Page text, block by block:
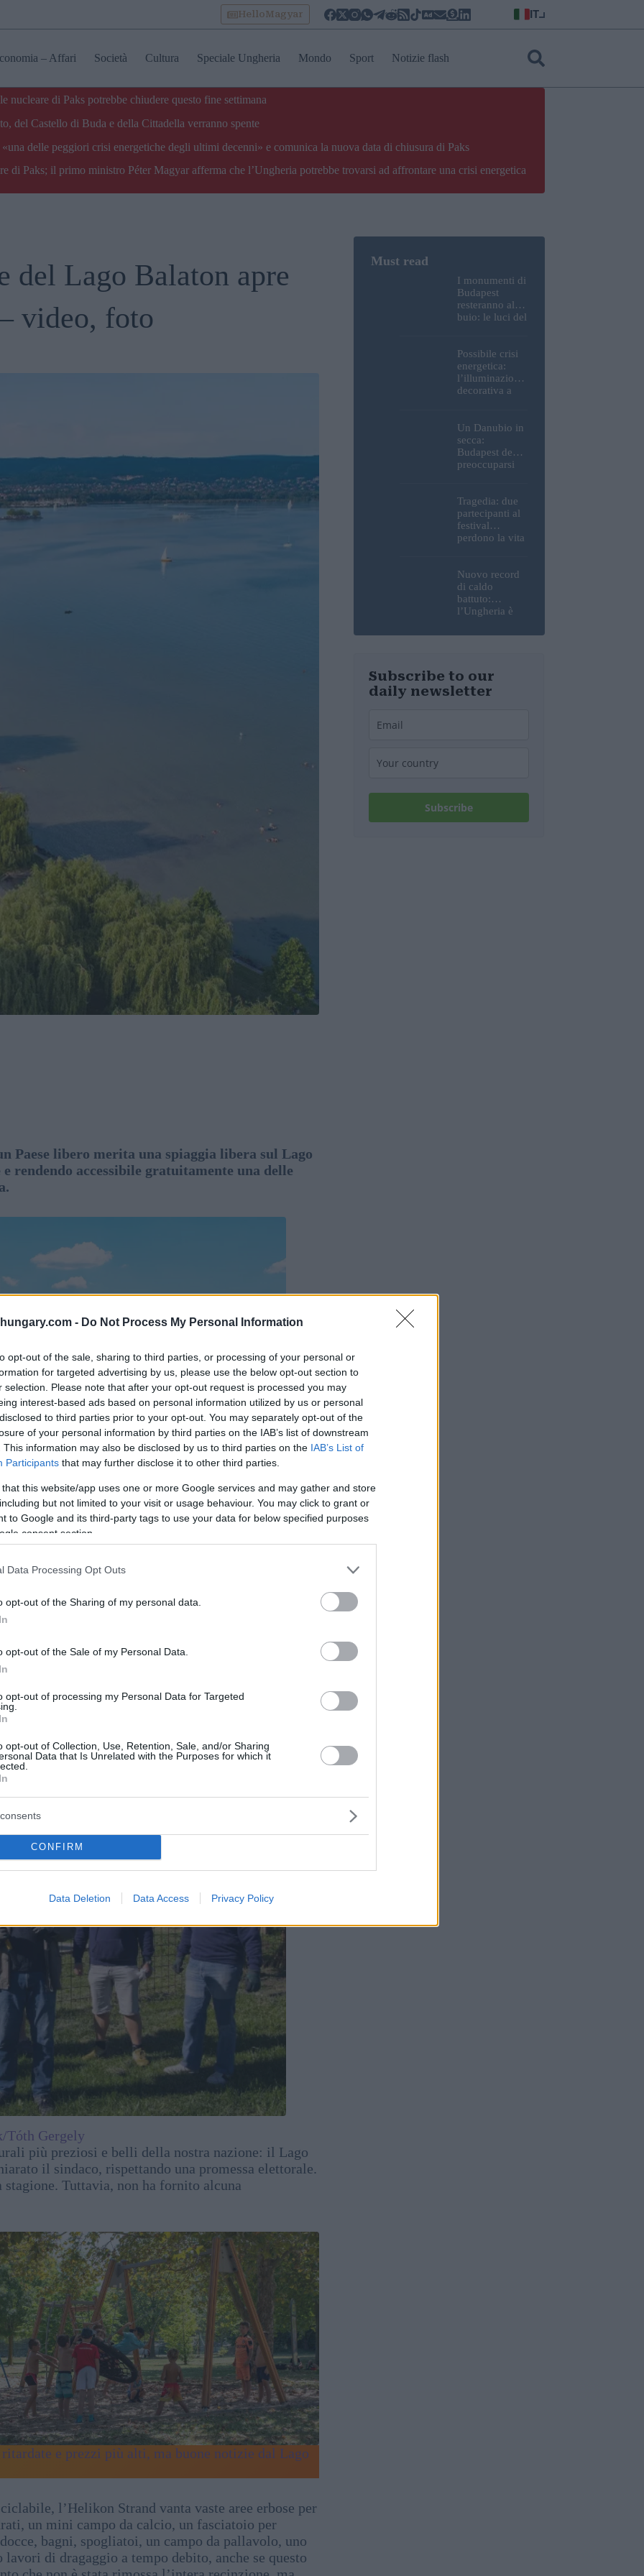
- Do Not Process My Personal Information
opt-out of the sale, sharing to third parties, or processing of your personal or
for targeted advertising by us, please use the below opt-out section to
selection. Please note that after your opt-out request is processed you may
interest-based ads based on personal information utilized by us or personal
to third parties prior to your opt-out. You may separately opt-out of the
of your personal information by third parties on the IAB’s list of downstream
This information may also be disclosed by us to third parties on the IAB’s List of
Participants that may further disclose it to other third parties.
that this website/app uses one or more Google services and may gather and store
but not limited to your visit or usage behaviour. You may click to grant or
to Google and its third-party tags to use your data for below specified purposes
consent section.
Data Processing Opt Outs
opt-out of the Sharing of my personal data.
opt-out of the Sale of my Personal Data.
opt-out of processing my Personal Data for Targeted
opt-out of Collection, Use, Retention, Sale, and/or Sharing
Data that Is Unrelated with the Purposes for which it
CONFIRM
Data Deletion Data Access Privacy Policy
HelloMagyar IT
– Affari Società Cultura Speciale Ungheria Mondo Sport Notizie flash
nucleare di Paks potrebbe chiudere questo fine settimana
del Castello di Buda e della Cittadella verranno spente
delle peggiori crisi energetiche degli ultimi decenni» e comunica la nuova data di chiusura di Paks
di Paks; il primo ministro Péter Magyar afferma che l’Ungheria potrebbe trovarsi ad affrontare una crisi energetica
del Lago Balaton apre
video, foto
Paese libero merita una spiaggia libera sul Lago
rendendo accessibile gratuitamente una delle
Tóth Gergely
promesse in realtà. Abbiamo reso la storica
per tutti”, ha scritto il sindaco indipendente di
traballante che racchiudeva la spiaggia è stata
luoghi di balneazione del Lago Balaton in una
Tóth Gergely
più preziosi e belli della nostra nazione: il Lago
il sindaco, rispettando una promessa elettorale.
Tuttavia, non ha fornito alcuna
ritardate e prezzi più alti, ma buone notizie dal Lago
l’Helikon Strand vanta vaste aree erbose per
un mini campo da calcio, un fasciatoio per
bagni, spogliatoi, un campo da pallavolo, uno
di dragaggio a tempo debito, anche se questo
I monumenti di
Budapest
resteranno al
buio: le luci del
Buda e della
Cittadella
verranno
spente
Possibile crisi
energetica:
l’illuminazione
decorativa a
spenta!
Un Danubio in
secca:
Budapest deve
preoccuparsi
mento idrico?
Un esperto
mette in luce
un fatto
Tragedia: due
partecipanti al
festival
perdono la vita
Ungheria
Nuovo record
di caldo
battuto:
l’Ungheria è
più caldi
Subscribe to our
daily newsletter
Subscribe